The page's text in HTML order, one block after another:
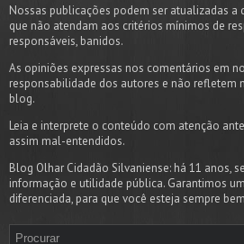
Nossas publicações podem ser atualizadas a
que não atendam aos critérios mínimos de
responsáveis, banidos.
As opiniões expressas nos comentários em
responsabilidade dos autores e não refletem
blog.
Leia e interprete o conteúdo com atenção
assim mal-entendidos.
Blog Olhar Cidadão Silvaniense: há 11 anos,
informação e utilidade pública. Garantimos
diferenciada, para que você esteja sempre